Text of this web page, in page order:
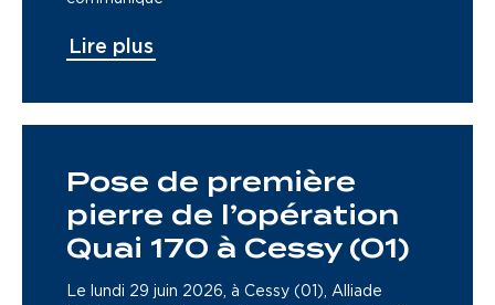
Lire plus
Pose de première
pierre de l’opération
Quai 170 à Cessy (01)
Le lundi 29 juin 2026, à Cessy (01), Alliade